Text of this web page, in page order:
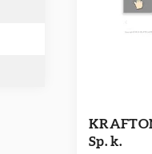
Sp. k.